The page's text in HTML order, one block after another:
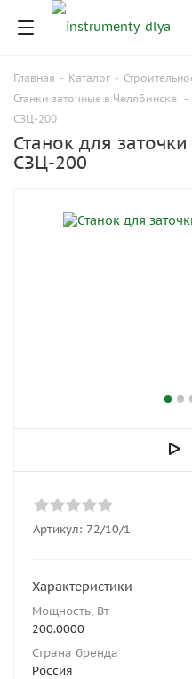
Главная - Каталог -
Станки заточные в Челябинске -
СЗЦ-200
Станок для
СЗЦ-200
Артикул: 72/10/1
Характеристики
Мощность, Вт
200.0000
Страна бренда
Россия